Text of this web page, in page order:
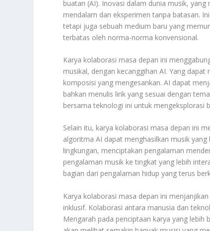
buatan (AI). Inovasi dalam dunia musik,
mendalam dan eksperimen tanpa batasan.
tetapi juga sebuah medium baru yang
terbatas oleh norma-norma konvensional.
Karya kolaborasi masa depan ini
musikal, dengan kecanggihan AI. Yang
komposisi yang mengesankan. AI dapat
bahkan menulis lirik yang sesuai dengan
bersama teknologi ini untuk mengeksplorasi
Selain itu, karya kolaborasi masa depan ini
algoritma AI dapat menghasilkan musik
lingkungan, menciptakan pengalaman
pengalaman musik ke tingkat yang lebih
bagian dari pengalaman hidup yang terus
Karya kolaborasi masa depan ini
inklusif. Kolaborasi antara manusia dan
Mengarah pada penciptaan karya yang